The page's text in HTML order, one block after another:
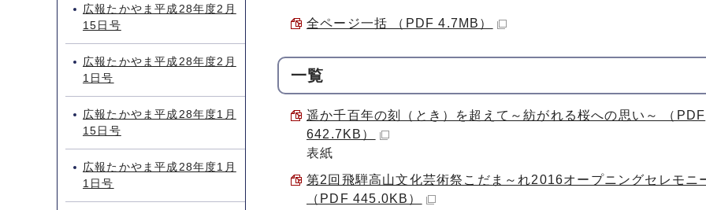
全ページ一括 （PDF 4.7MB）
一覧
遥か千百年の刻（とき）を超えて～紡がれる桜への思い～ （PDF
642.7KB）
表紙
第2回飛騨高山文化芸術祭こだま～れ2016オープニングセレモニ
（PDF 445.0KB）
広報たかやま平成28年度2月
15日号
広報たかやま平成28年度2月
1日号
広報たかやま平成28年度1月
15日号
広報たかやま平成28年度1月
1日号